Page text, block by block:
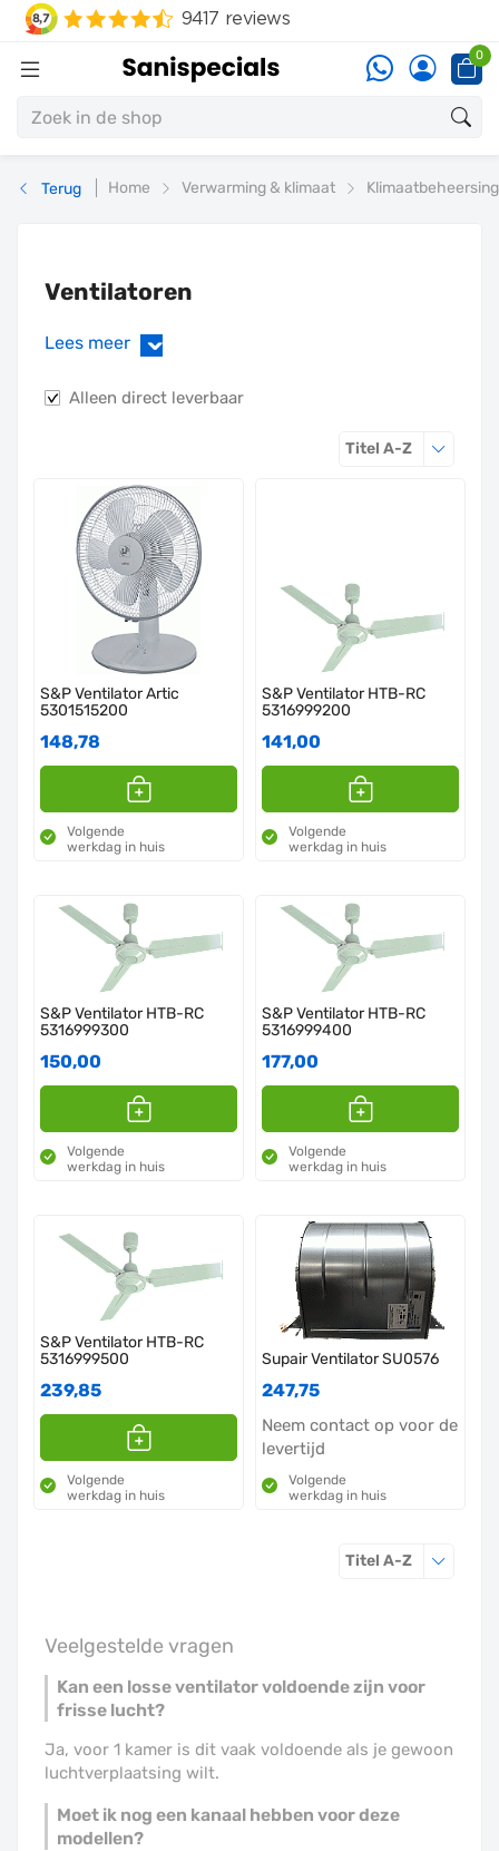
0
Terug Home Verwarming & klimaat Klimaatbeheersing
Ventilatoren
Lees meer ›
Alleen direct leverbaar
Titel A-ZSorteren op
S&P Ventilator Artic
5301515200
148,78
Volgende
werkdag in huis
S&P Ventilator HTB-RC
5316999200
141,00
Volgende
werkdag in huis
S&P Ventilator HTB-RC
5316999300
150,00
Volgende
werkdag in huis
S&P Ventilator HTB-RC
5316999400
177,00
Volgende
werkdag in huis
S&P Ventilator HTB-RC
5316999500
239,85
Volgende
werkdag in huis
Supair Ventilator SU0576
247,75
Neem contact op voor de
levertijd
Volgende
werkdag in huis
Titel A-ZSorteren op
Veelgestelde vragen
Kan een losse ventilator voldoende zijn voor
frisse lucht?
Ja, voor 1 kamer is dit vaak voldoende als je gewoon
luchtverplaatsing wilt.
Moet ik nog een kanaal hebben voor deze
modellen?